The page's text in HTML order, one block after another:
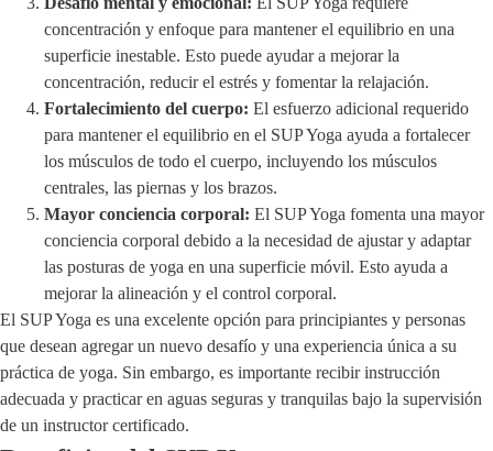
concentración y enfoque para mantener el equilibrio en una
superficie inestable. Esto puede ayudar a mejorar la
concentración, reducir el estrés y fomentar la relajación.
Fortalecimiento del cuerpo: El esfuerzo adicional requerido
para mantener el equilibrio en el SUP Yoga ayuda a fortalecer
los músculos de todo el cuerpo, incluyendo los músculos
centrales, las piernas y los brazos.
Mayor conciencia corporal: El SUP Yoga fomenta una mayor
conciencia corporal debido a la necesidad de ajustar y adaptar
las posturas de yoga en una superficie móvil. Esto ayuda a
mejorar la alineación y el control corporal.
El SUP Yoga es una excelente opción para principiantes y personas
que desean agregar un nuevo desafío y una experiencia única a su
práctica de yoga. Sin embargo, es importante recibir instrucción
adecuada y practicar en aguas seguras y tranquilas bajo la supervisión
de un instructor certificado.